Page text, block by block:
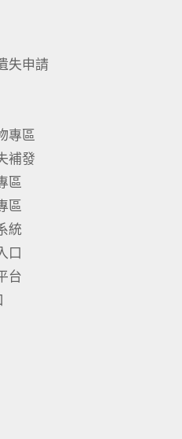
失申請
專區
補發
區
區
統
口
台